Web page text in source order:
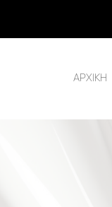
ΑΡΧΙΚΗ